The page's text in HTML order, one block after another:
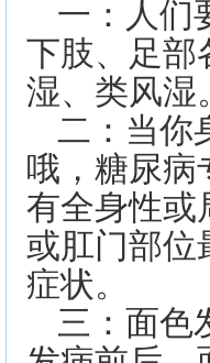
一：人们
下肢、足部
湿、类风湿
二：当你
哦，糖尿病
有全身性或
或肛门部位
症状。
三：面色